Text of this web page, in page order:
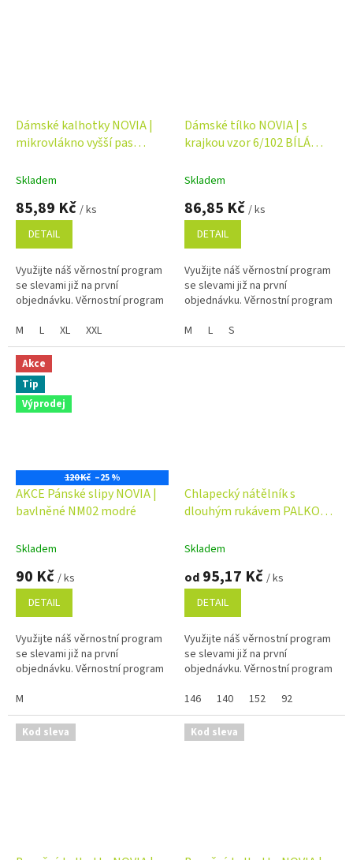
Dámské kalhotky NOVIA |
mikrovlákno vyšší pas
Skladem
85,89 Kč / ks
DETAIL
Využijte náš věrnostní program
se slevami již na první
objednávku. Věrnostní program
M
L XL XXL
Dámské tílko NOVIA | s
krajkou vzor 6/102 BÍLÁ
Skladem
86,85 Kč / ks
DETAIL
Využijte náš věrnostní program
se slevami již na první
objednávku. Věrnostní program
M
L S
Akce
Tip
Výprodej
120 Kč –25 %
AKCE Pánské slipy NOVIA |
bavlněné NM02 modré
Skladem
90 Kč / ks
DETAIL
Využijte náš věrnostní program
se slevami již na první
objednávku. Věrnostní program
M
Chlapecký nátělník s
dlouhým rukávem PALKO
Skladem
od 95,17 Kč / ks
DETAIL
Využijte náš věrnostní program
se slevami již na první
objednávku. Věrnostní program
146
140 152 92
Kod sleva Kod sleva